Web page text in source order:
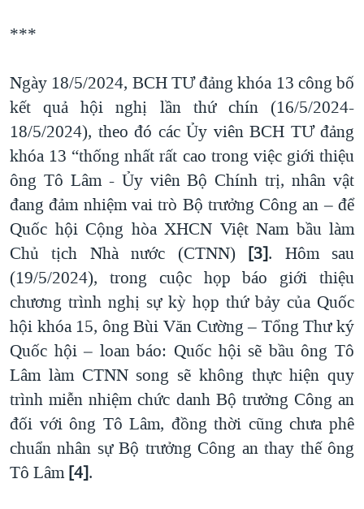
***
Ngày 18/5/2024, BCH TƯ đảng khóa 13 công bố
kết quả hội nghị lần thứ chín (16/5/2024-
18/5/2024), theo đó các Ủy viên BCH TƯ đảng
khóa 13 “thống nhất rất cao trong việc giới thiệu
ông Tô Lâm - Ủy viên Bộ Chính trị, nhân vật
đang đảm nhiệm vai trò Bộ trưởng Công an – để
Quốc hội Cộng hòa XHCN Việt Nam bầu làm
Chủ tịch Nhà nước (CTNN) [3]. Hôm sau
(19/5/2024), trong cuộc họp báo giới thiệu
chương trình nghị sự kỳ họp thứ bảy của Quốc
hội khóa 15, ông Bùi Văn Cường – Tổng Thư ký
Quốc hội – loan báo: Quốc hội sẽ bầu ông Tô
Lâm làm CTNN song sẽ không thực hiện quy
trình miễn nhiệm chức danh Bộ trưởng Công an
đối với ông Tô Lâm, đồng thời cũng chưa phê
chuẩn nhân sự Bộ trưởng Công an thay thế ông
Tô Lâm[4].